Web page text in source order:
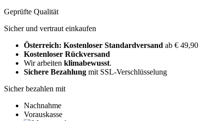
Geprüfte Qualität
Sicher und vertraut einkaufen
Österreich: Kostenloser Standardversand ab € 49,90
Kostenloser Rückversand
Wir arbeiten klimabewusst.
Sichere Bezahlung mit SSL-Verschlüsselung
Sicher bezahlen mit
Nachnahme
Vorauskasse